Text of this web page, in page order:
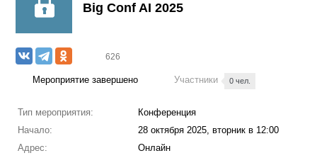
Big Conf AI 2025
626
Мероприятие завершено Участники 0 чел.
Тип мероприятия:
Конференция
Начало:
28 октября 2025, вторник в 12:00
Адрес:
Онлайн